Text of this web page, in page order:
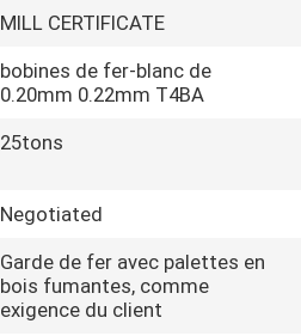
MILL CERTIFICATE
bobines de fer-blanc de
0.20mm 0.22mm T4BA
25tons
Negotiated
Garde de fer avec palettes en
bois fumantes, comme
exigence du client